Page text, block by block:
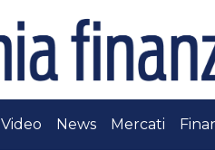
Video News Mercati